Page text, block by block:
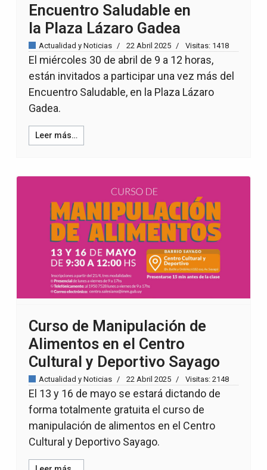
Encuentro Saludable en
la Plaza Lázaro Gadea
Actualidad y Noticias 22 Abril 2025 Visitas: 1418
El miércoles 30 de abril de 9 a 12 horas,
están invitados a participar una vez más del
Encuentro Saludable, en la Plaza Lázaro
Gadea.
Leer más…
Curso de Manipulación de
Alimentos en el Centro
Cultural y Deportivo Sayago
Actualidad y Noticias 22 Abril 2025 Visitas: 2148
El 13 y 16 de mayo se estará dictando de
forma totalmente gratuita el curso de
manipulación de alimentos en el Centro
Cultural y Deportivo Sayago.